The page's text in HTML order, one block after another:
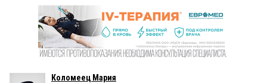
Коломеец Мария